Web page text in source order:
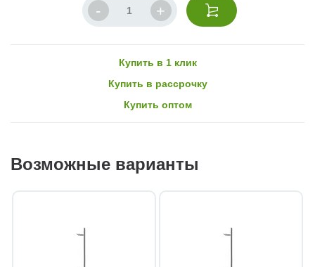
Купить в 1 клик
Купить в рассрочку
Купить оптом
Возможные варианты